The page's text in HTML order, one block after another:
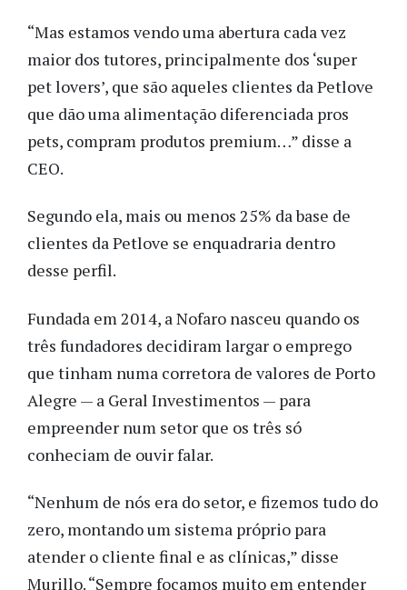
“Mas estamos vendo uma abertura cada vez
maior dos tutores, principalmente dos ‘super
pet lovers’, que são aqueles clientes da Petlove
que dão uma alimentação diferenciada pros
pets, compram produtos premium…” disse a
CEO.
Segundo ela, mais ou menos 25% da base de
clientes da Petlove se enquadraria dentro
desse perfil.
Fundada em 2014, a Nofaro nasceu quando os
três fundadores decidiram largar o emprego
que tinham numa corretora de valores de Porto
Alegre — a Geral Investimentos — para
empreender num setor que os três só
conheciam de ouvir falar.
“Nenhum de nós era do setor, e fizemos tudo do
zero, montando um sistema próprio para
atender o cliente final e as clínicas,” disse
Murillo. “Sempre focamos muito em entender